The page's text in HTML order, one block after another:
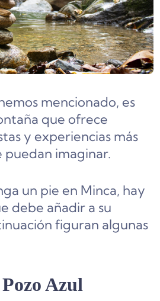
mencionado, es
que ofrece
y experiencias más
puedan imaginar.
un pie en Minca, hay
debe añadir a su
figuran algunas
Azul